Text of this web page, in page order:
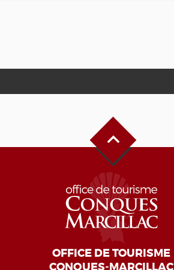
OFFICE DE TOURISME
CONQUES-MARCILLAC